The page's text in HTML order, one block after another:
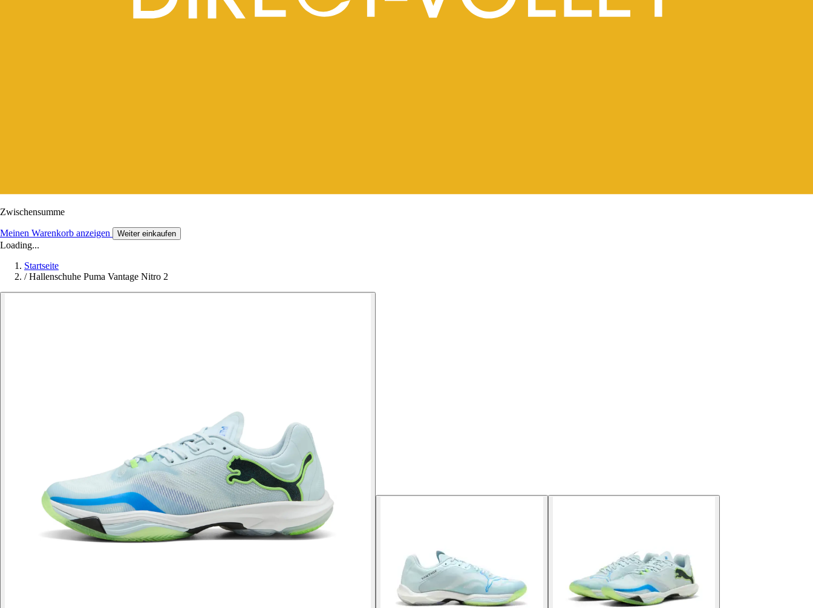
Zwischensumme
Meinen Warenkorb anzeigen Weiter einkaufen
Loading...
Startseite
/ Hallenschuhe Puma Vantage Nitro 2